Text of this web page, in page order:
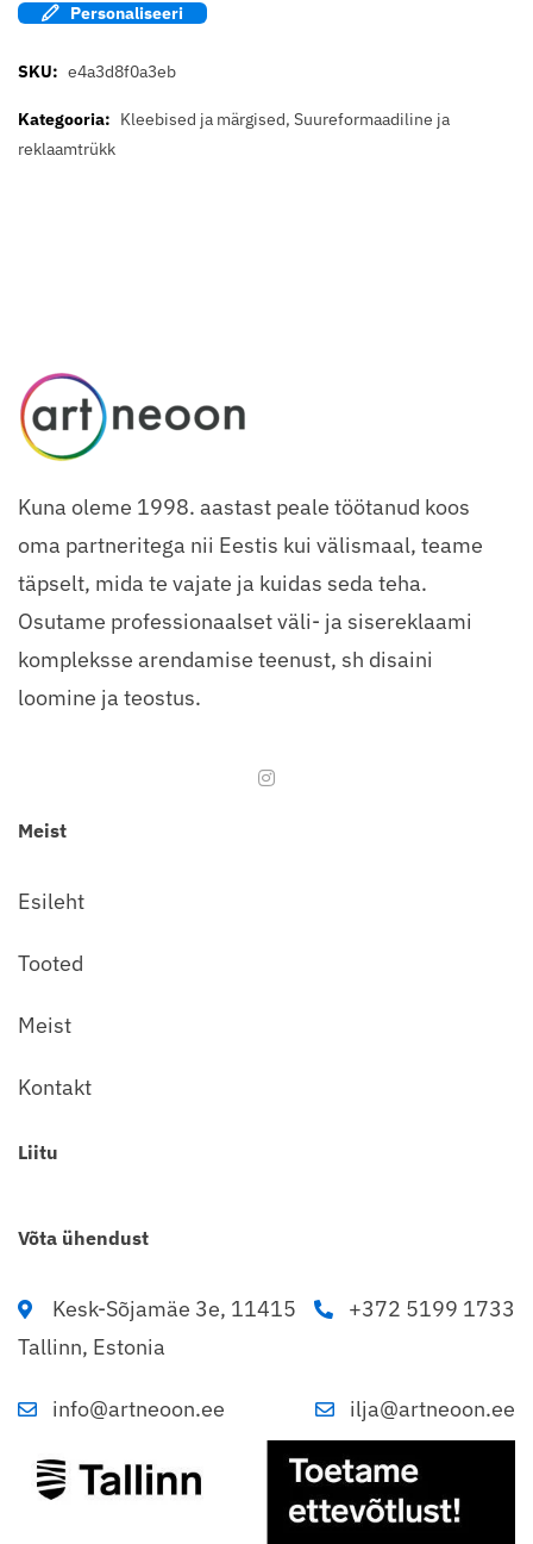
Personaliseeri
SKU: e4a3d8f0a3eb
Kategooria: Kleebised ja märgised, Suureformaadiline ja
reklaamtrükk
Kuna oleme 1998. aastast peale töötanud koos
oma partneritega nii Eestis kui välismaal, teame
täpselt, mida te vajate ja kuidas seda teha.
Osutame professionaalset väli- ja sisereklaami
kompleksse arendamise teenust, sh disaini
loomine ja teostus.
Meist
Esileht
Tooted
Meist
Kontakt
Liitu
Võta ühendust
Kesk-Sõjamäe 3e, 11415
Tallinn, Estonia
+372 5199 1733
info@artneoon.ee ilja@artneoon.ee